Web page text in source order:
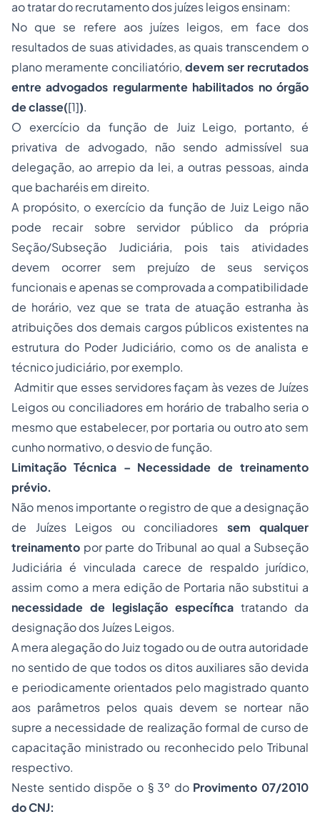
ao tratar do recrutamento dos juízes leigos ensinam:
No que se refere aos juízes leigos, em face dos
resultados de suas atividades, as quais transcendem o
plano meramente conciliatório, devem ser recrutados
entre advogados regularmente habilitados no órgão
de classe([1]).
O exercício da função de Juiz Leigo, portanto, é
privativa de advogado, não sendo admissível sua
delegação, ao arrepio da lei, a outras pessoas, ainda
que bacharéis em direito.
A propósito, o exercício da função de Juiz Leigo não
pode recair sobre servidor público da própria
Seção/Subseção Judiciária, pois tais atividades
devem ocorrer sem prejuízo de seus serviços
funcionais e apenas se comprovada a compatibilidade
de horário, vez que se trata de atuação estranha às
atribuições dos demais cargos públicos existentes na
estrutura do Poder Judiciário, como os de analista e
técnico judiciário, por exemplo.
Admitir que esses servidores façam às vezes de Juízes
Leigos ou conciliadores em horário de trabalho seria o
mesmo que estabelecer, por portaria ou outro ato sem
cunho normativo, o desvio de função.
Limitação Técnica – Necessidade de treinamento
prévio.
Não menos importante o registro de que a designação
de Juízes Leigos ou conciliadores sem qualquer
treinamento por parte do Tribunal ao qual a Subseção
Judiciária é vinculada carece de respaldo jurídico,
assim como a mera edição de Portaria não substitui a
necessidade de legislação específica tratando da
designação dos Juízes Leigos.
A mera alegação do Juiz togado ou de outra autoridade
no sentido de que todos os ditos auxiliares são devida
e periodicamente orientados pelo magistrado quanto
aos parâmetros pelos quais devem se nortear não
supre a necessidade de realização formal de curso de
capacitação ministrado ou reconhecido pelo Tribunal
respectivo.
Neste sentido dispõe o § 3º do Provimento 07/2010
do CNJ: